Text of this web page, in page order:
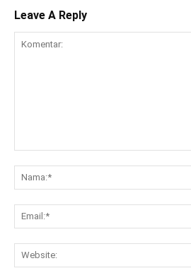
Leave A Reply